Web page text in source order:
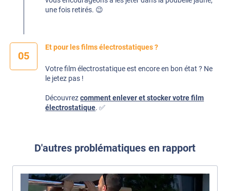
une fois retirés. 😉
05
Et pour les films électrostatiques ?
Votre film électrostatique est encore en bon état ? Ne
le jetez pas !
Découvrezcomment enlever et stocker votre film
électrostatique. ✅
D'autres problématiques en rapport